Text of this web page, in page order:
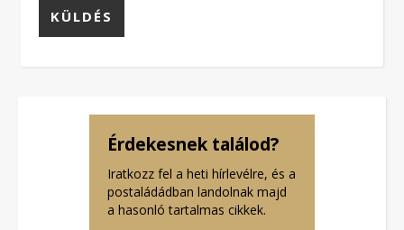
Érdekesnek találod?
Iratkozz fel a heti hírlevélre, és a
postaládádban landolnak majd
a hasonló tartalmas cikkek.